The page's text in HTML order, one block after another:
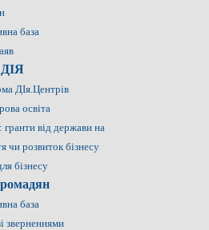
база
ДІя.Центрів
освіта
гранти від держави на
чи розвиток бізнесу
бізнесу
база
зверненнями